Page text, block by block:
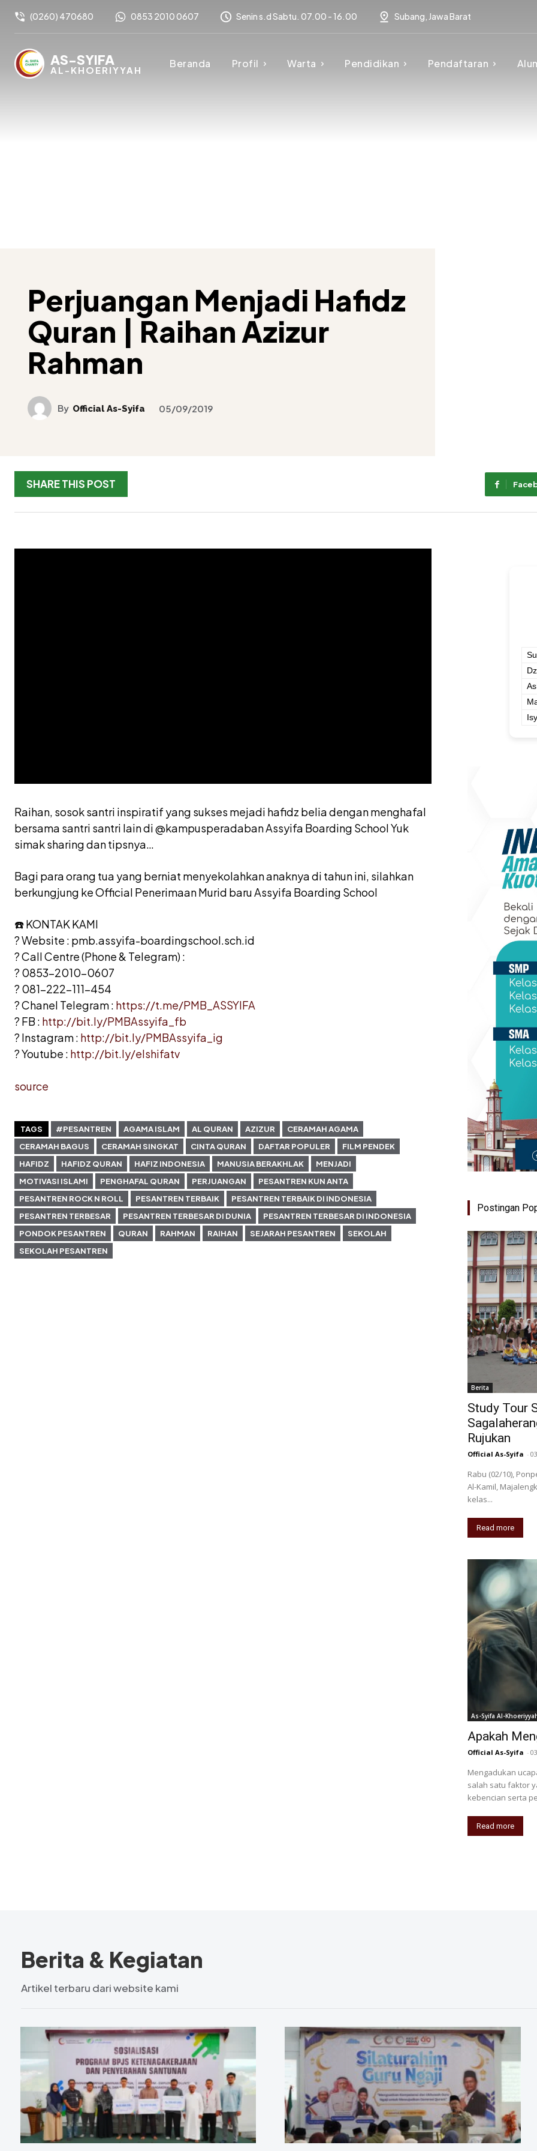
(0260) 470680 0853 2010 0607 Senin s.d Sabtu. 07.00 - 16.00 Subang, Jawa Barat
AS-SYIFA
AL-KHOERIYYAH Beranda Profil Warta Pendidikan Pendaftaran
Perjuangan Menjadi Hafidz
Quran | Raihan Azizur
Rahman
By Official As-Syifa 05/09/2019
SHARE THIS POST
Raihan, sosok santri inspiratif yang sukses mejadi hafidz belia dengan menghafal
bersama santri santri lain di @kampusperadaban Assyifa Boarding School Yuk
simak sharing dan tipsnya…
Bagi para orang tua yang berniat menyekolahkan anaknya di tahun ini, silahkan
berkungjung ke Official Penerimaan Murid baru Assyifa Boarding School
☎️ KONTAK KAMI
? Website : pmb.assyifa-boardingschool.sch.id
? Call Centre (Phone & Telegram) :
? 0853-2010-0607
? 081-222-111-454
? Chanel Telegram : https://t.me/PMB_ASSYIFA
? FB : http://bit.ly/PMBAssyifa_fb
? Instagram : http://bit.ly/PMBAssyifa_ig
? Youtube : http://bit.ly/elshifatv
source
TAGS #PESANTREN AGAMA ISLAM AL QURAN AZIZUR
CERAMAH AGAMA
CERAMAH BAGUS
CERAMAH SINGKAT CINTA QURAN DAFTAR POPULER
FILM PENDEK
HAFIDZ
HAFIDZ QURAN HAFIZ INDONESIA MANUSIA BERAKHLAK
MENJADI
MOTIVASI ISLAMI
PENGHAFAL QURAN PERJUANGAN
PESANTREN KUN ANTA
PESANTREN ROCK N ROLL
PESANTREN TERBAIK
PESANTREN TERBAIK DI INDONESIA
PESANTREN TERBESAR
PESANTREN TERBESAR DI DUNIA
PESANTREN TERBESAR DI INDONESIA
PONDOK PESANTREN
QURAN RAHMAN RAIHAN SEJARAH PESANTREN
SEKOLAH
SEKOLAH PESANTREN
Postingan
Berita
Study Tour
Rujukan
Official As-Syifa -
Rabu (02/10),
Al-Kamil,
kelas...
Read more
As-Syifa Al-
Apakah
Official As-Syifa -
Mengadukan
salah satu faktor
kebencian serta
Read more
Berita & Kegiatan
Artikel terbaru dari website kami